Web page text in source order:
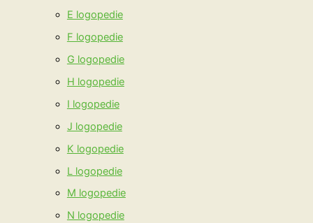
E logopedie
F logopedie
G logopedie
H logopedie
I logopedie
J logopedie
K logopedie
L logopedie
M logopedie
N logopedie